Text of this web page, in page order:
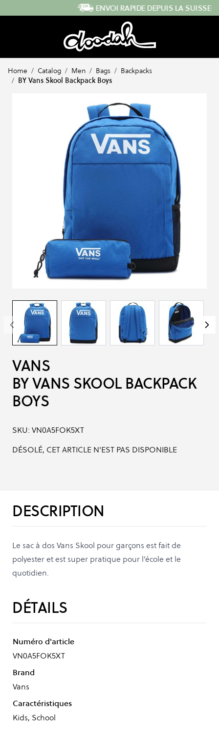
ENVOI RAPIDE DEPUIS LA SUISSE
Home / Catalog / Men / Bags / Backpacks
/ BY Vans Skool Backpack Boys
VANS
BY VANS SKOOL BACKPACK
BOYS
SKU: VN0A5FOK5XT
DÉSOLÉ, CET ARTICLE N'EST PAS DISPONIBLE
DESCRIPTION
Le sac à dos Vans Skool pour garçons est fait de
polyester et est super pratique pour l’école et le
quotidien.
DÉTAILS
Numéro d'article
VN0A5FOK5XT
Brand
Vans
Caractéristiques
Kids, School